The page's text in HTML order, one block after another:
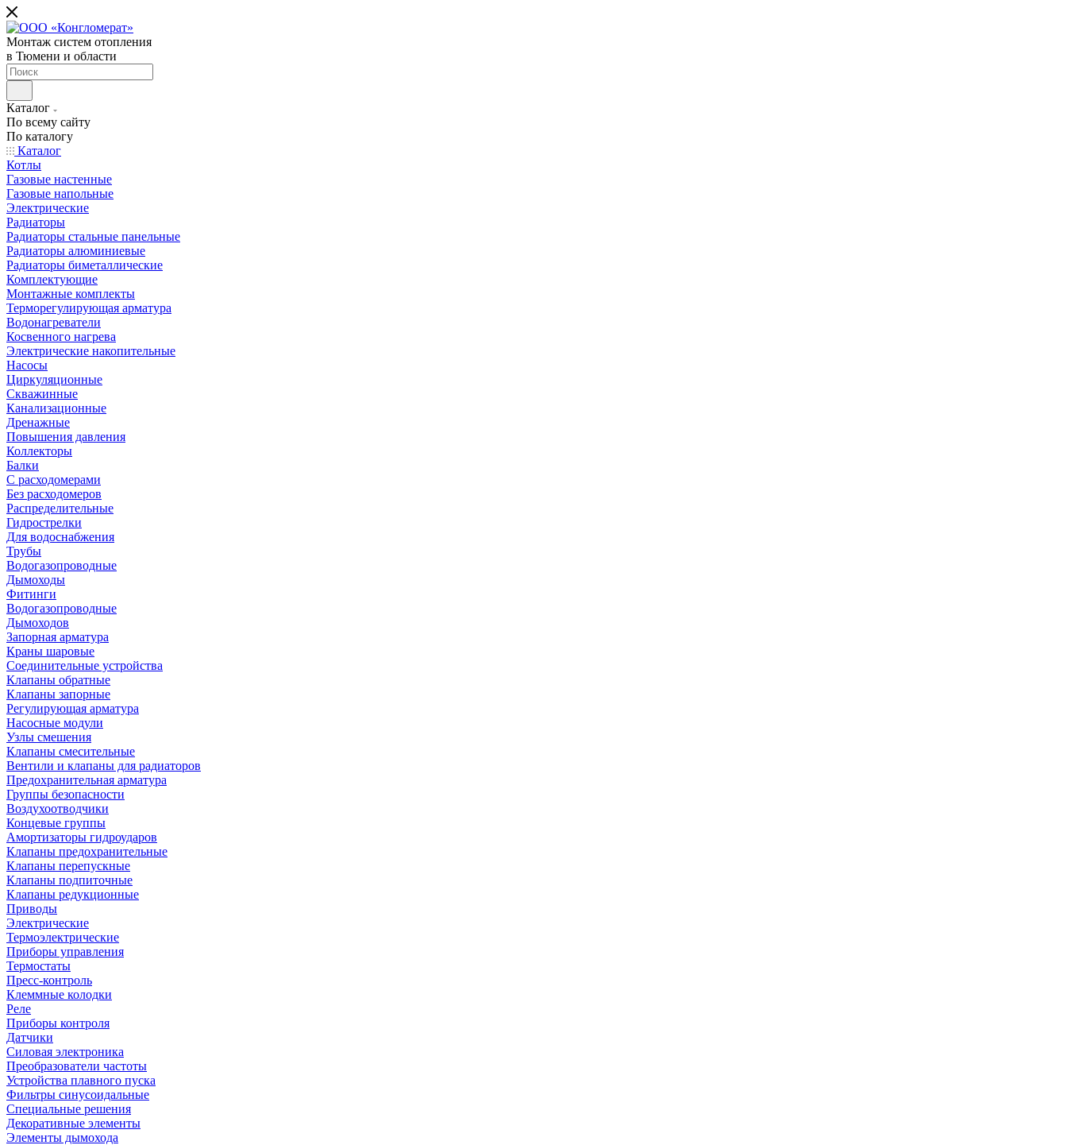
Монтаж систем отопления
в Тюмени и области
Каталог
По всему сайту
По каталогу
Каталог
Котлы
Газовые настенные
Газовые напольные
Электрические
Радиаторы
Радиаторы стальные панельные
Радиаторы алюминиевые
Радиаторы биметаллические
Комплектующие
Монтажные комплекты
Терморегулирующая арматура
Водонагреватели
Косвенного нагрева
Электрические накопительные
Насосы
Циркуляционные
Скважинные
Канализационные
Дренажные
Повышения давления
Коллекторы
Балки
С расходомерами
Без расходомеров
Распределительные
Гидрострелки
Для водоснабжения
Трубы
Водогазопроводные
Дымоходы
Фитинги
Водогазопроводные
Дымоходов
Запорная арматура
Краны шаровые
Соединительные устройства
Клапаны обратные
Клапаны запорные
Регулирующая арматура
Насосные модули
Узлы смешения
Клапаны смесительные
Вентили и клапаны для радиаторов
Предохранительная арматура
Группы безопасности
Воздухоотводчики
Концевые группы
Амортизаторы гидроударов
Клапаны предохранительные
Клапаны перепускные
Клапаны подпиточные
Клапаны редукционные
Приводы
Электрические
Термоэлектрические
Приборы управления
Термостаты
Пресс-контроль
Клеммные колодки
Реле
Приборы контроля
Датчики
Силовая электроника
Преобразователи частоты
Устройства плавного пуска
Фильтры синусоидальные
Специальные решения
Декоративные элементы
Элементы дымохода